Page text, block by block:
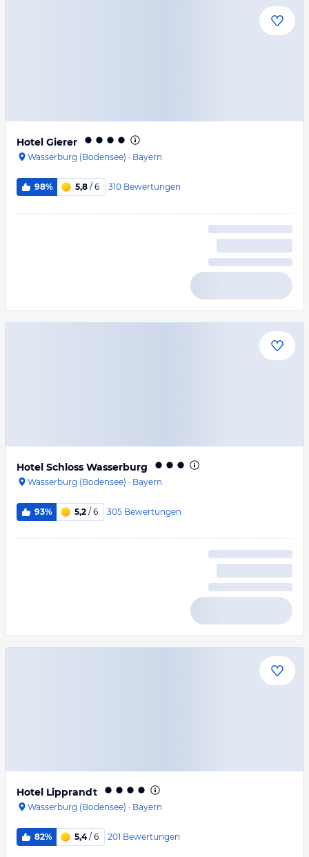
Hotel Gierer
Wasserburg (Bodensee) · Bayern
98% 5,8 / 6 310 Bewertungen
Hotel Schloss Wasserburg
Wasserburg (Bodensee) · Bayern
93% 5,2 / 6 305 Bewertungen
Hotel Lipprandt
Wasserburg (Bodensee) · Bayern
82% 5,4/ 6 201 Bewertungen